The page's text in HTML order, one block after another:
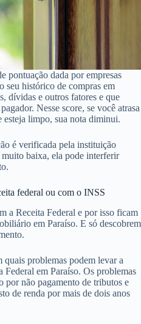
pontuação dada por empresas
seu histórico de compras em
dívidas e outros fatores e que
Nesse score, se você atrasa
esteja limpo, sua nota diminui.
é verificada pela instituição
baixa, ela pode interferir
federal ou com o INSS
a Receita Federal e por isso ficam
em Paraíso. E só descobrem
quais problemas podem levar a
Federal em Paraíso. Os problemas
por não pagamento de tributos e
de renda por mais de dois anos